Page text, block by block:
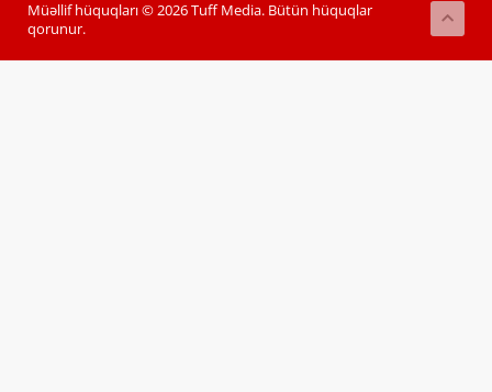
Müəllif hüquqları © 2026 Tuff Media. Bütün hüquqlar
qorunur.